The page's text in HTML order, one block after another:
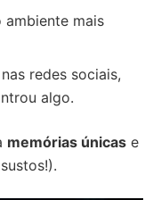
ambiente mais
redes sociais,
algo.
memórias únicas e